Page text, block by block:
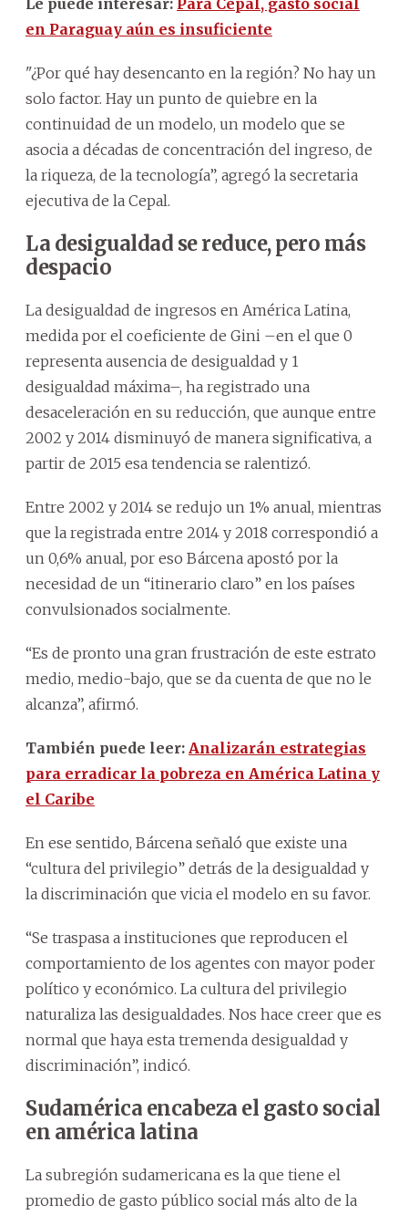
en Paraguay aún es insuficiente
"¿Por qué hay desencanto en la región? No hay un
solo factor. Hay un punto de quiebre en la
continuidad de un modelo, un modelo que se
asocia a décadas de concentración del ingreso, de
la riqueza, de la tecnología”, agregó la secretaria
ejecutiva de la Cepal.
La desigualdad se reduce, pero más
despacio
La desigualdad de ingresos en América Latina,
medida por el coeficiente de Gini –en el que 0
representa ausencia de desigualdad y 1
desigualdad máxima–, ha registrado una
desaceleración en su reducción, que aunque entre
2002 y 2014 disminuyó de manera significativa, a
partir de 2015 esa tendencia se ralentizó.
Entre 2002 y 2014 se redujo un 1% anual, mientras
que la registrada entre 2014 y 2018 correspondió a
un 0,6% anual, por eso Bárcena apostó por la
necesidad de un “itinerario claro” en los países
convulsionados socialmente.
“Es de pronto una gran frustración de este estrato
medio, medio-bajo, que se da cuenta de que no le
alcanza”, afirmó.
También puede leer: Analizarán estrategias
para erradicar la pobreza en América Latina y
el Caribe
En ese sentido, Bárcena señaló que existe una
“cultura del privilegio” detrás de la desigualdad y
la discriminación que vicia el modelo en su favor.
“Se traspasa a instituciones que reproducen el
comportamiento de los agentes con mayor poder
político y económico. La cultura del privilegio
naturaliza las desigualdades. Nos hace creer que es
normal que haya esta tremenda desigualdad y
discriminación”, indicó.
Sudamérica encabeza el gasto social
en américa latina
La subregión sudamericana es la que tiene el
promedio de gasto público social más alto de la